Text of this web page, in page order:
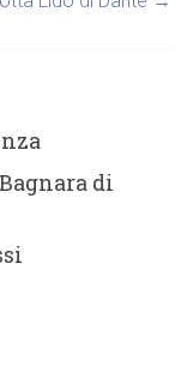
di